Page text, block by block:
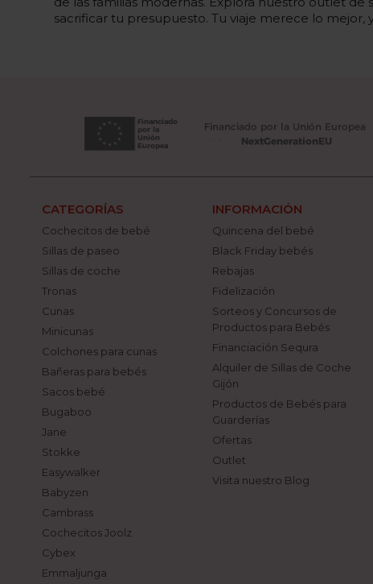
sacrificar tu presupuesto. Tu viaje merece lo mejor,
CATEGORÍAS
Cochecitos de bebé
Sillas de paseo
Sillas de coche
Tronas
Cunas
Minicunas
Colchones para cunas
Bañeras para bebés
Sacos bebé
Bugaboo
Jane
Stokke
Easywalker
Babyzen
Cambrass
Cochecitos Joolz
Cybex
Emmaljunga
INFORMACIÓN
Quincena del bebé
Black Friday bebés
Rebajas
Fidelización
Sorteos y Concursos de
Productos para Bebés
Financiación Sequra
Alquiler de Sillas de Coche
Gijón
Productos de Bebés para
Guarderías
Ofertas
Outlet
Visita nuestro Blog